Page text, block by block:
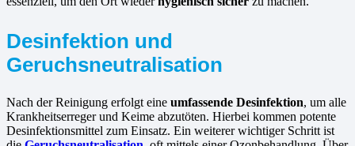
Desinfektion und
Geruchsneutralisation
Nach der Reinigung erfolgt eine umfassende Desinfektion, um alle
Krankheitserreger und Keime abzutöten. Hierbei kommen potente
Desinfektionsmittel zum Einsatz. Ein weiterer wichtiger Schritt ist